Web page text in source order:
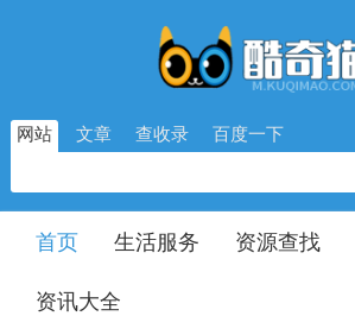
网站 文章 查收录 百度一下
首页 生活服务 资源查找
资讯大全